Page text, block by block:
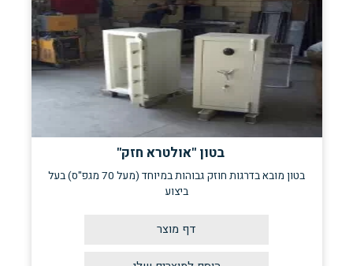
בטון "אולטרא חזק"
בטון מובא בדרגות חוזק גבוהות במיוחד (מעל 70 מגפ"ס) בעל
ביצוע
דף מוצר